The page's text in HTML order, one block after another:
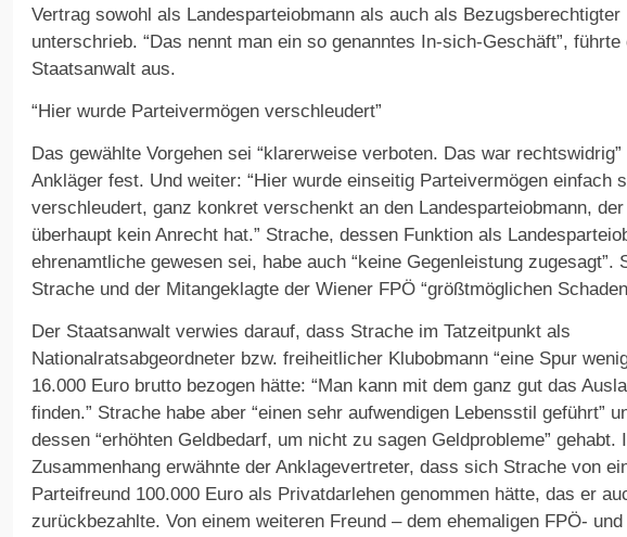
Vertrag sowohl als Landesparteiobmann als auch als Bezugsberechtigter
unterschrieb. “Das nennt man ein so genanntes In-sich-Geschäft”, führte
Staatsanwalt aus.
“Hier wurde Parteivermögen verschleudert”
Das gewählte Vorgehen sei “klarerweise verboten. Das war
Ankläger fest. Und weiter: “Hier wurde einseitig Parteivermögen einfach
verschleudert, ganz konkret verschenkt an den Landesparteiobmann,
überhaupt kein Anrecht hat.” Strache, dessen Funktion als
ehrenamtliche gewesen sei, habe auch “keine Gegenleistung zugesagt”.
Strache und der Mitangeklagte der Wiener FPÖ “größtmöglichen
Der Staatsanwalt verwies darauf, dass Strache im Tatzeitpunkt als
Nationalratsabgeordneter bzw. freiheitlicher Klubobmann “eine Spur
16.000 Euro brutto bezogen hätte: “Man kann mit dem ganz gut das
finden.” Strache habe aber “einen sehr aufwendigen Lebensstil geführt”
dessen “erhöhten Geldbedarf, um nicht zu sagen Geldprobleme” gehabt.
Zusammenhang erwähnte der Anklagevertreter, dass sich Strache von
Parteifreund 100.000 Euro als Privatdarlehen genommen hätte, das er
zurückbezahlte. Von einem weiteren Freund – dem ehemaligen FPÖ- und